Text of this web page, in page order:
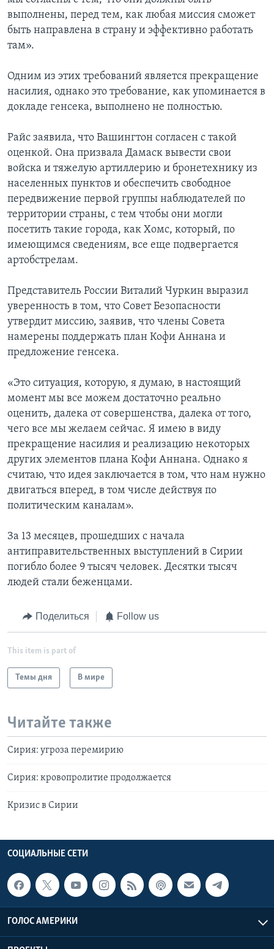
выполнены, перед тем, как любая миссия сможет
быть направлена в страну и эффективно работать
там».
Одним из этих требований является прекращение
насилия, однако это требование, как упоминается в
докладе генсека, выполнено не полностью.
Райс заявила, что Вашингтон согласен с такой
оценкой. Она призвала Дамаск вывести свои
войска и тяжелую артиллерию и бронетехнику из
населенных пунктов и обеспечить свободное
передвижение первой группы наблюдателей по
территории страны, с тем чтобы они могли
посетить такие города, как Хомс, который, по
имеющимся сведениям, все еще подвергается
артобстрелам.
Представитель России Виталий Чуркин выразил
уверенность в том, что Совет Безопасности
утвердит миссию, заявив, что члены Совета
намерены поддержать план Кофи Аннана и
предложение генсека.
«Это ситуация, которую, я думаю, в настоящий
момент мы все можем достаточно реально
оценить, далека от совершенства, далека от того,
чего все мы желаем сейчас. Я имею в виду
прекращение насилия и реализацию некоторых
других элементов плана Кофи Аннана. Однако я
считаю, что идея заключается в том, что нам нужно
двигаться вперед, в том числе действуя по
политическим каналам».
За 13 месяцев, прошедших с начала
антиправительственных выступлений в Сирии
погибло более 9 тысяч человек. Десятки тысяч
людей стали беженцами.
Поделиться Follow us
This item is part of
Темы дня В мире
Читайте также
Сирия: угроза перемирию
Сирия: кровопролитие продолжается
Кризис в Сирии
СОЦИАЛЬНЫЕ СЕТИ
ГОЛОС АМЕРИКИ